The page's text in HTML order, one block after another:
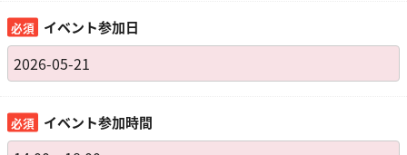
イベント参加日
イベント参加時間